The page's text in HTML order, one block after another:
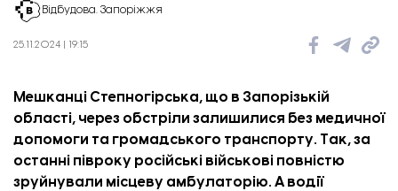
Відбудова. Запоріжжя
25.11.2024 | 19:15
Мешканці Степногірська, що в Запорізькій
області, через обстріли залишилися без медичної
допомоги та громадського транспорту. Так, за
останні півроку російські військові повністю
зруйнували місцеву амбулаторію. А водії